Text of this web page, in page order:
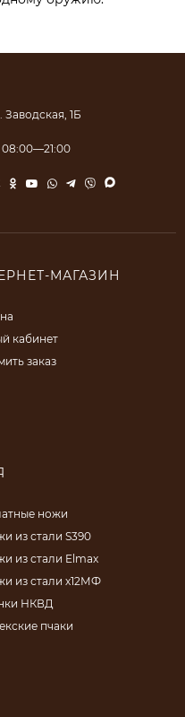
Заводская, 1Б
МАГАЗИН
кабинет
заказ
ножи
из стали S390
из стали Elmax
из стали х12МФ
НКВД
пчаки